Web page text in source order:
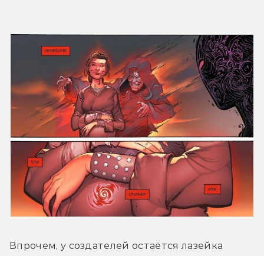
Впрочем, у создателей остаётся лазейка